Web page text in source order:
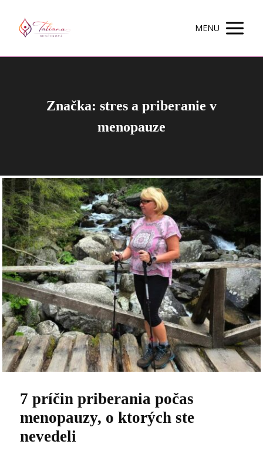
MENU
Značka: stres a priberanie v
menopauze
7 príčin priberania počas
menopauzy, o ktorých ste
nevedeli